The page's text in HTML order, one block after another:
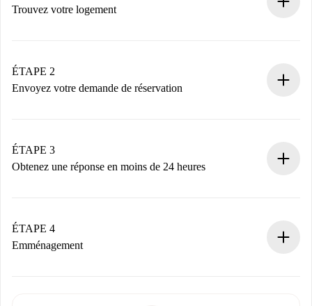
Trouvez votre logement
Vous disposez à l’avance de toutes les informations
nécessaires.
ÉTAPE 2
Envoyez votre demande de réservation
Nous ne vous facturerons rien tant que le propriétaire
n’aura pas accepté.
ÉTAPE 3
Obtenez une réponse en moins de 24 heures
contact avec le propriétaire.
Si refusé : aucun prélèvement et nous vous proposerons
ÉTAPE 4
Emménagement